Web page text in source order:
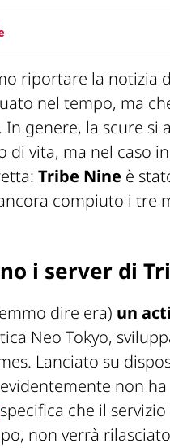
riportare la notizia
nel tempo, ma
genere, la scure si
di vita, ma nel caso
Tribe Nine è
compiuto i tre
i server di
dire era) un
Neo Tokyo,
Lanciato su
non
specifica che il
non verrà rilasciato